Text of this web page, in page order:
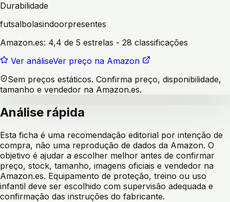
Durabilidade
futsalbolasindoorpresentes
Amazon.es: 4,4 de 5 estrelas - 28 classificações
Ver análiseVer preço na Amazon
Sem preços estáticos. Confirma preço, disponibilidade,
tamanho e vendedor na Amazon.es.
Análise rápida
Esta ficha é uma recomendação editorial por intenção de
compra, não uma reprodução de dados da Amazon. O
objetivo é ajudar a escolher melhor antes de confirmar
preço, stock, tamanho, imagens oficiais e vendedor na
Amazon.es. Equipamento de proteção, treino ou uso
infantil deve ser escolhido com supervisão adequada e
confirmação das instruções do fabricante.